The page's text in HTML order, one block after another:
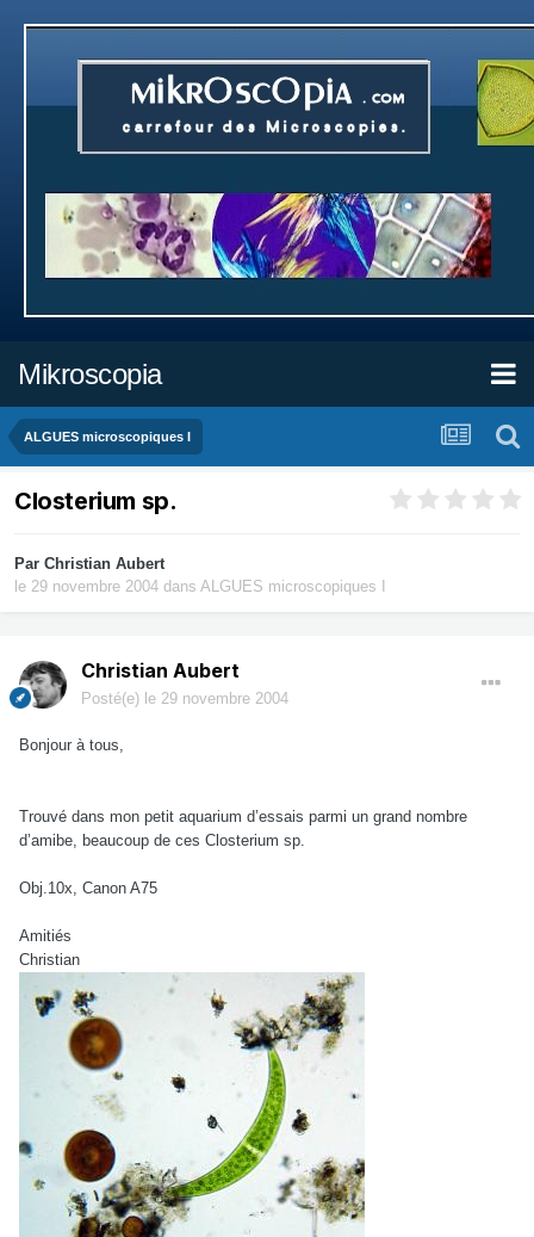
Mikroscopia
ALGUES microscopiques I
Closterium sp.
Par Christian Aubert
le 29 novembre 2004 dans ALGUES microscopiques I
Christian Aubert
Posté(e) le 29 novembre 2004
Bonjour à tous,
Trouvé dans mon petit aquarium d’essais parmi un grand nombre
d’amibe, beaucoup de ces Closterium sp.
Obj.10x, Canon A75
Amitiés
Christian